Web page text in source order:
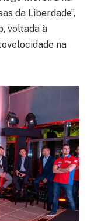
da Liberdade”,
voltada à
na